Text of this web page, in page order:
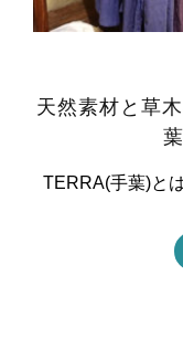
天然素材と草
TERRA(手葉)と